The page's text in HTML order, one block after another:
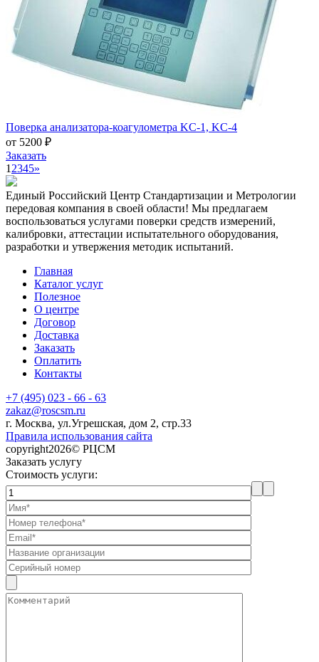
Поверка анализатора-коагулометра KC-1, KC-4
от 5200 ₽
Заказать
1 2345»
Единый Российский Центр Стандартизации и Метрологии
передовая компания в своей области! Мы предлагаем
воспользоваться услугами поверки средств измерений,
калибровки, аттестации испытательного оборудования,
разработки и утвержения методик испытаний.
Главная
Каталог услуг
Полезное
О центре
Договор
Доставка
Заказать
Оплатить
Контакты
+7 (495) 023 - 66 - 63
zakaz@roscsm.ru
г. Москва, ул.Угрешская, дом 2, стр.33
Правила использования сайта
copyright2026© РЦСМ
Заказать услугу
Стоимость услуги: